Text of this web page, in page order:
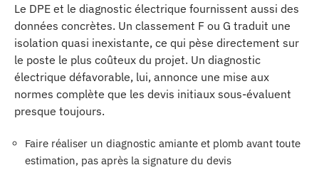
Le DPE et le diagnostic électrique fournissent aussi des
données concrètes. Un classement F ou G traduit une
isolation quasi inexistante, ce qui pèse directement sur
le poste le plus coûteux du projet. Un diagnostic
électrique défavorable, lui, annonce une mise aux
normes complète que les devis initiaux sous-évaluent
presque toujours.
Faire réaliser un diagnostic amiante et plomb avant toute
estimation, pas après la signature du devis